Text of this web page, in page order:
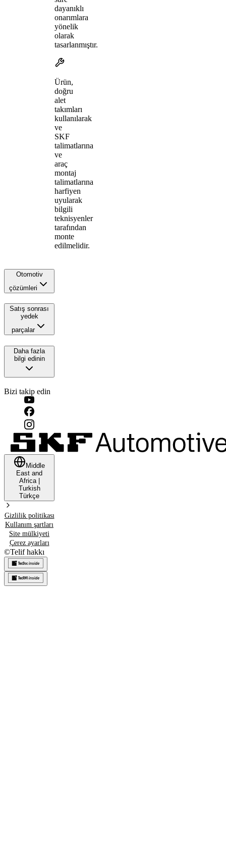
dayanıklı
onarımlara
yönelik
olarak
tasarlanmıştır.
Ürün,
doğru
alet
takımları
kullanılarak
ve
SKF
talimatlarına
ve
araç
montaj
talimatlarına
harfiyen
uyularak
bilgili
teknisyenler
tarafından
monte
edilmelidir.
Otomotiv
çözümleri
Satış sonrası
yedek
parçalar
Daha fazla
bilgi edinin
Bizi takip edin
Middle
East and
Africa|
Turkish
Türkçe
Gizlilik politikası
Kullanım şartları
Site mülkiyeti
Çerez ayarları
©Telif hakkı